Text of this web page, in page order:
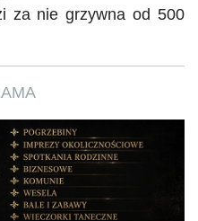
za nie grzywna od 500